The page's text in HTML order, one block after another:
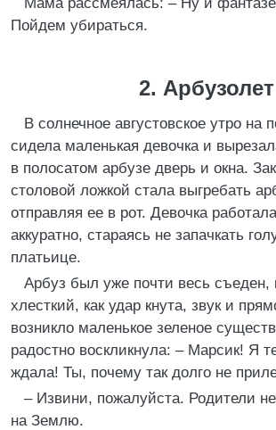
Пойдем убираться.
2. Арбузолет
В солнечное августовское утро на
сидела маленькая девочка и
в полосатом арбузе дверь и окна.
столовой ложкой стала выгребать
отправляя ее в рот. Девочка
аккуратно, стараясь не запачкать
платьице.
Арбуз был уже почти весь съеден,
хлесткий, как удар кнута, звук и
возникло маленькое зеленое
радостно воскликнула: – Марсик! Я
ждала! Ты, почему так долго не
– Извини, пожалуйста. Родители
на Землю.